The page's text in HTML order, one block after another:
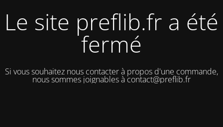
Le site preflib.fr a été
fermé
Si vous souhaitez nous contacter à propos d'une commande,
nous sommes joignables à contact@preflib.fr